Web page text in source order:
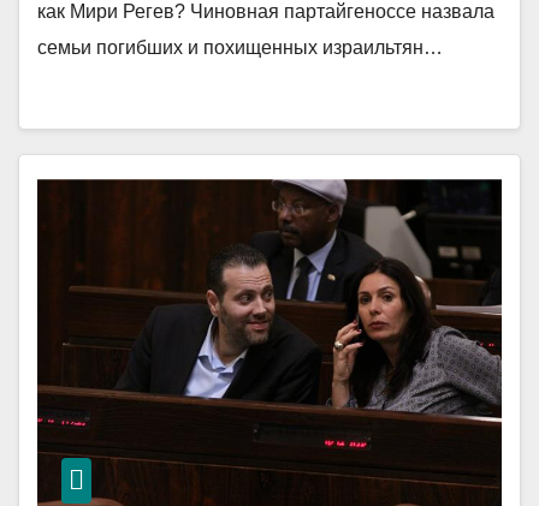
как Мири Регев? Чиновная партайгеноссе назвала
семьи погибших и похищенных израильтян…